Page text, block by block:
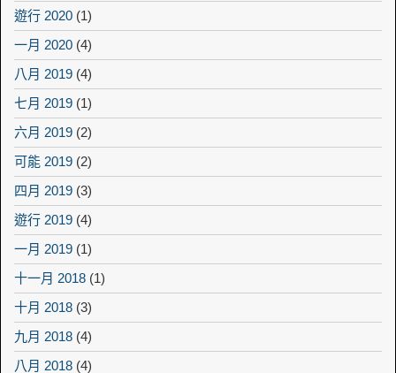
遊行 2020 (1)
一月 2020 (4)
八月 2019 (4)
七月 2019 (1)
六月 2019 (2)
可能 2019 (2)
四月 2019 (3)
遊行 2019 (4)
一月 2019 (1)
十一月 2018 (1)
十月 2018 (3)
九月 2018 (4)
八月 2018 (4)